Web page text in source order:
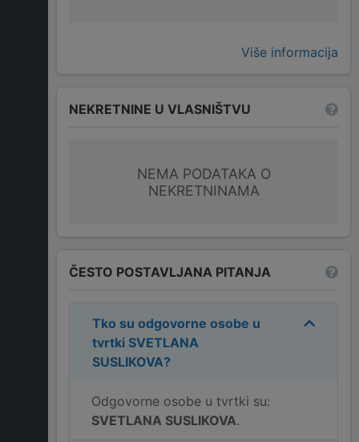
Više informacija
NEKRETNINE U VLASNIŠTVU
NEMA PODATAKA O
NEKRETNINAMA
ČESTO POSTAVLJANA PITANJA
Tko su odgovorne osobe u
tvrtki SVETLANA
SUSLIKOVA?
Odgovorne osobe u tvrtki su:
SVETLANA SUSLIKOVA.